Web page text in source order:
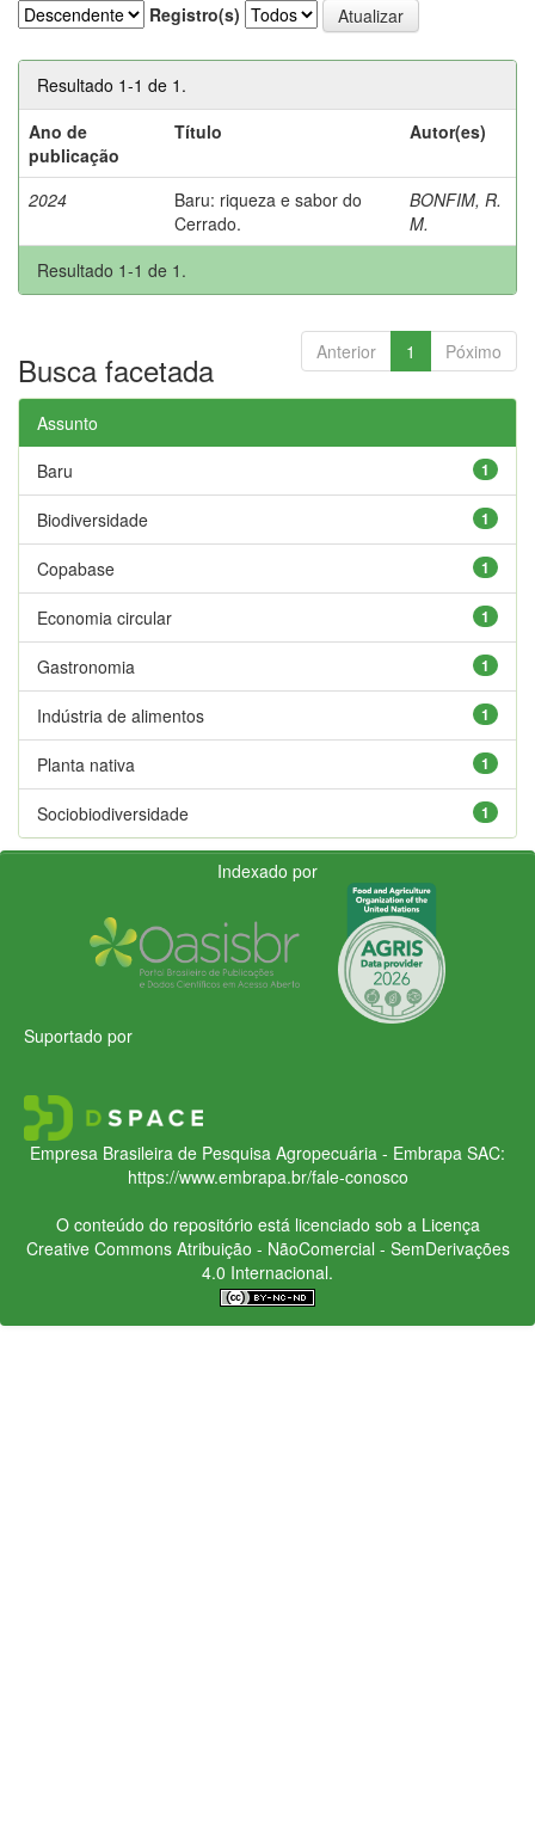
Registro(s)
Resultado 1-1 de 1.
Ano de
publicação
Título Autor(es)
2024
Baru: riqueza e sabor do
Cerrado.
BONFIM, R.
M.
Resultado 1-1 de 1.
Anterior 1 Póximo
Busca facetada
Assunto
1
Baru
1
Biodiversidade
1
Copabase
1
Economia circular
1
Gastronomia
1
Indústria de alimentos
1
Planta nativa
1
Sociobiodiversidade
Indexado por
Suportado por
Empresa Brasileira de Pesquisa Agropecuária - Embrapa SAC:
https://www.embrapa.br/fale-conosco
O conteúdo do repositório está licenciado sob a Licença
Creative CommonsAtribuição - NãoComercial - SemDerivações
4.0 Internacional.